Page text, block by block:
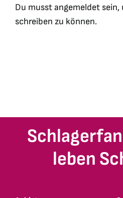
Du musstangemeldet sein,
schreiben zu können.
leben